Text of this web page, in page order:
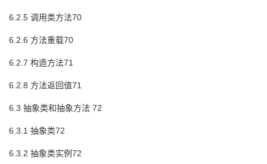
6.2.5 调用类方法70
6.2.6 方法重载70
6.2.7 构造方法71
6.2.8 方法返回值71
6.3 抽象类和抽象方法 72
6.3.1 抽象类72
6.3.2 抽象类实例72